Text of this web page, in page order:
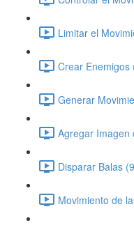
Limitar el
Crear Enemigos
Generar
Agregar Imagen
Disparar Balas
Movimiento de